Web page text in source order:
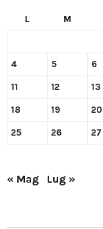
L M
4 5 6
11 12 13
18 19 20
25 26 27
« Mag Lug »